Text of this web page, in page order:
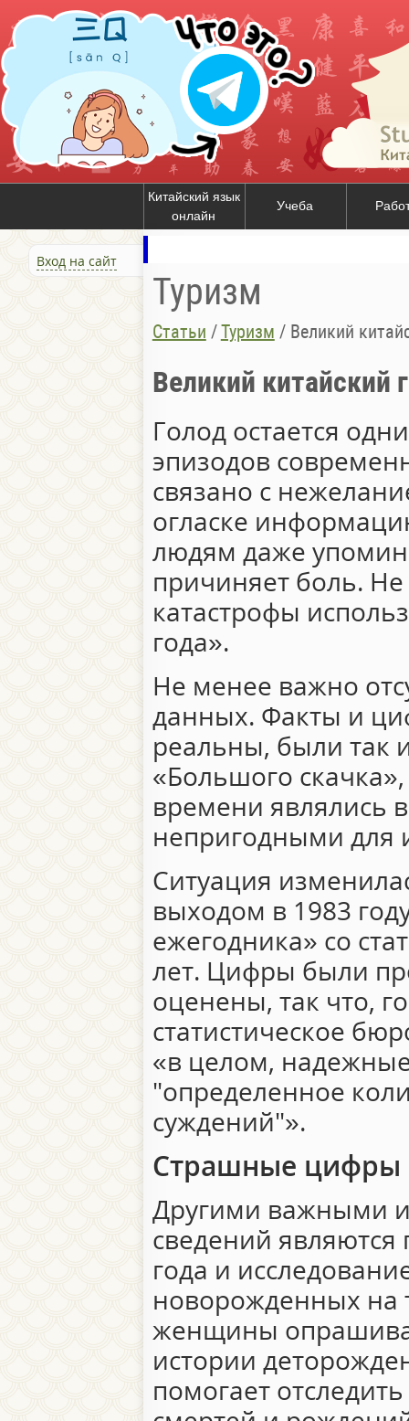
Китайский язык
онлайн
Учеба
Вход на сайт
Туризм
Статьи /Туризм / Великий
Великий китайский
Голод остается
эпизодов
связано с
огласке
людям даже
причиняет боль.
катастрофы
года».
Не менее важно
данных. Факты и
реальны, были так
«Большого
времени являлись
непригодными для
Ситуация
выходом в 1983
ежегодника» со
лет. Цифры были
оценены, так что,
статистическое
«в целом,
"определенное
суждений"».
Страшные цифры
Другими важными
сведений являются
года и
новорожденных на
женщины
истории
помогает